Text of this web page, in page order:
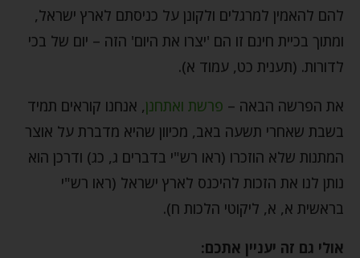
להם להאמין למרגלים ולקונן על כניסתם לארץ ישראל,
ומתוך בכיית חינם זו הם 'יצרו את היום' הזה – יום של בכי
לדורות. (תענית כט, עמוד א).
את הפרשה הבאה – פרשת ואתחנן, אנחנו קוראים תמיד
בשבת שאחרי תשעה באב, מכיוון שהיא מדברת על אוצר
המתנות שלא הוזכרו (ראו רש"י בדברים ג, כג) ודרכן הוא
נותן לנו את הזכות להיכנס לארץ ישראל (ראו רש"י
בראשית א, א, ליקוטי הלכות ח).
אולי גם זה יעניין אתכם: